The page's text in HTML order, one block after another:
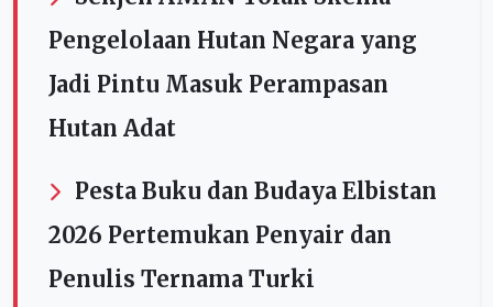
Pengelolaan Hutan Negara yang
Jadi Pintu Masuk Perampasan
Hutan Adat
Pesta Buku dan Budaya Elbistan
2026 Pertemukan Penyair dan
Penulis Ternama Turki